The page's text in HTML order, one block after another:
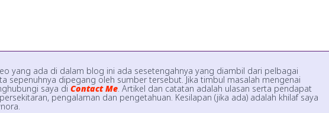
yang ada di dalam blog ini ada sesetengahnya yang diambil dari pelbagai
sepenuhnya dipegang oleh sumber tersebut. Jika timbul masalah mengenai
saya di Contact Me. Artikel dan catatan adalah ulasan serta pendapat
pengalaman dan pengetahuan. Kesilapan (jika ada) adalah khilaf saya